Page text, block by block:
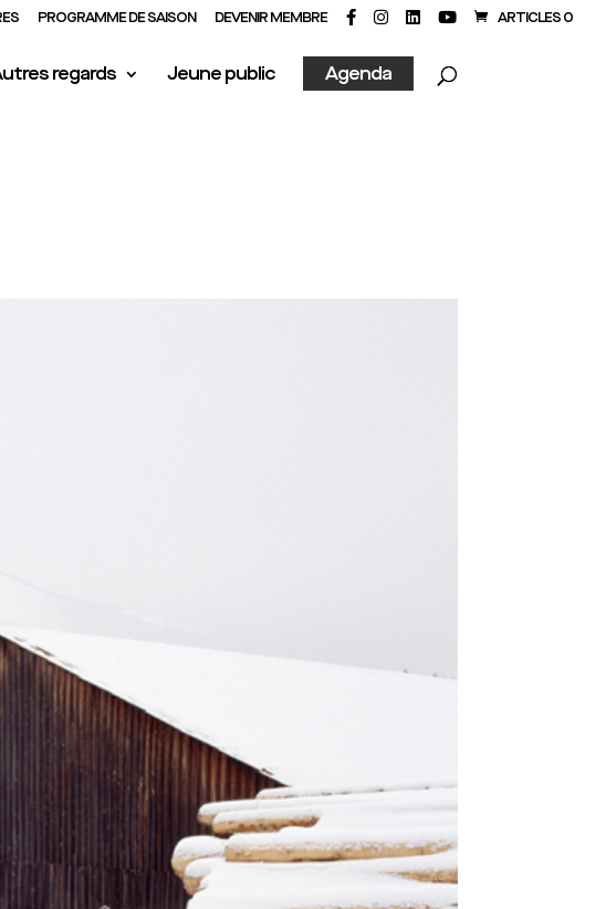
PROGRAMME DE SAISON DEVENIR MEMBRE ARTICLES 0
regards Jeune public Agenda